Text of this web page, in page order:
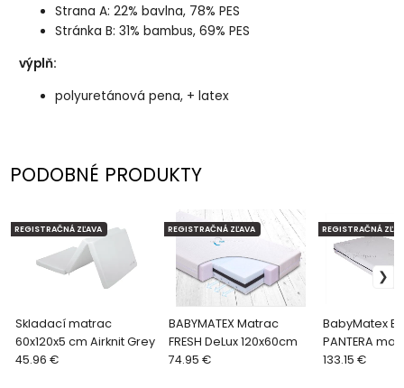
Strana A: 22% bavlna, 78% PES
Stránka B: 31% bambus, 69% PES
výplň:
polyuretánová pena, + latex
PODOBNÉ PRODUKTY
Skladací matrac
60x120x5 cm Airknit Grey
REGISTRAČNÁ ZĽAVA
45.96 €
BABYMATEX Matrac
FRESH DeLux 120x60cm
REGISTRAČNÁ ZĽAVA
74.95 €
BabyMatex
PANTERA
postieľky
REGISTRAČNÁ
133.15 €